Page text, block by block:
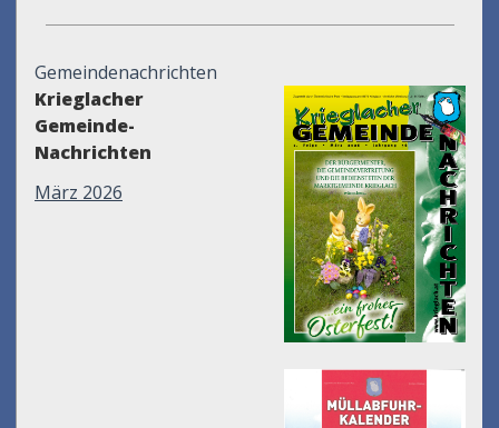
Gemeindenachrichten
Krieglacher
Gemeinde-
Nachrichten
März 2026